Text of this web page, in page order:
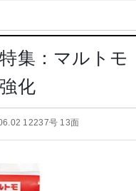
集：マルト
化
12237号 13面